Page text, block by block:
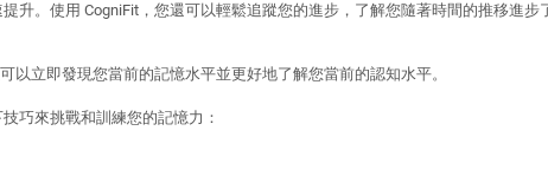
升。使用 CogniFit，您還可以輕鬆追蹤您的進步，了解您隨著時間的推移進步
以立即發現您當前的記憶水平並更好地了解您當前的認知水平。
巧來挑戰和訓練您的記憶力：